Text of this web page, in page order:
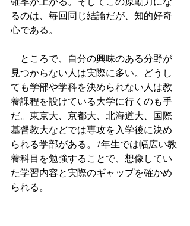
るのは、毎回同じ結論だが、知的好奇
心である。
ところで、自分の興味のある分野が
見つからない人は実際に多い。どうし
ても学部や学科を決められない人は教
養課程を設けている大学に行くのも手
だ。東京大、京都大、北海道大、国際
基督教大などでは専攻を入学後に決め
られる学部がある。1年生では幅広い教
養科目を勉強することで、想像してい
た学習内容と実際のギャップを確かめ
られる。